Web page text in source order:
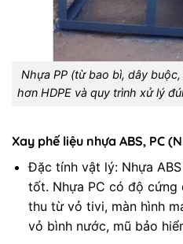
Nhựa PP (từ bao bì, dây
hơn HDPE và quy trình xử lý
Xay phế liệu nhựa ABS, PC
Đặc tính vật lý: Nhựa
tốt. Nhựa PC có độ cứng
thu từ vỏ tivi, màn hình
vỏ bình nước, mũ bảo